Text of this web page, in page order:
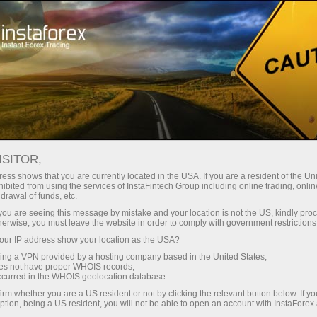
InstaForex билан сиз ҳақиқатан
эга бўласиз: 1:5000 гача кредит
елкаси, бозордаги энг яхши
спред ва комиссиялардан бири,
шунингдек акциялар ва
индекслар билан савдо қилиш
учун қулай шартлар.
Кичик
Ҳар бир депозит учун
30% бонус
Савдода
ва трассада тезлик
shows that you are currently located in the USA. If you are a resident of the
from using the services of InstaFintech Group including online trading,
of funds, etc.
are seeing this message by mistake and your location is not the US, kindly
you must leave the website in order to comply with government
IP address show your location as the USA?
a VPN provided by a hosting company based in the United States;
not have proper WHOIS records;
in the WHOIS geolocation database.
whether you are a US resident or not by clicking the relevant button below. If
being a US resident, you will not be able to open an account with InstaForex